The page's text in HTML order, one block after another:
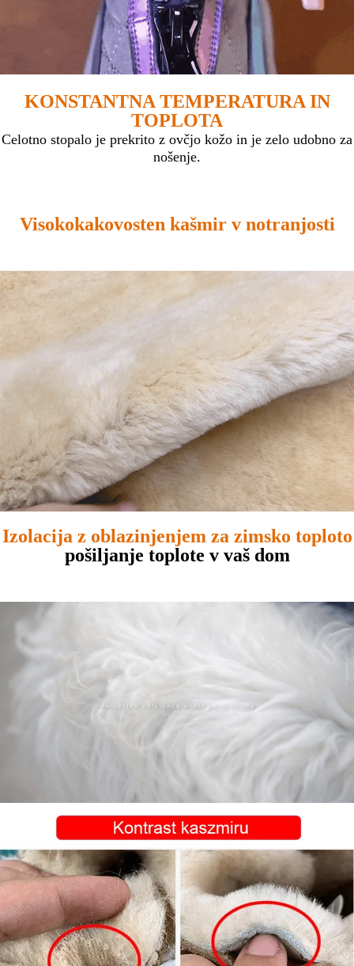
KONSTANTNA TEMPERATURA IN
TOPLOTA
Celotno stopalo je prekrito z ovčjo kožo in je zelo udobno za
nošenje.
Visokokakovosten kašmir v notranjosti
Izolacija z oblazinjenjem za zimsko toploto
pošiljanje toplote v vaš dom